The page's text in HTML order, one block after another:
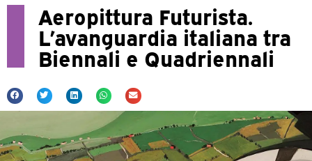
Aeropittura Futurista.
L’avanguardia italiana tra
Biennali e Quadriennali